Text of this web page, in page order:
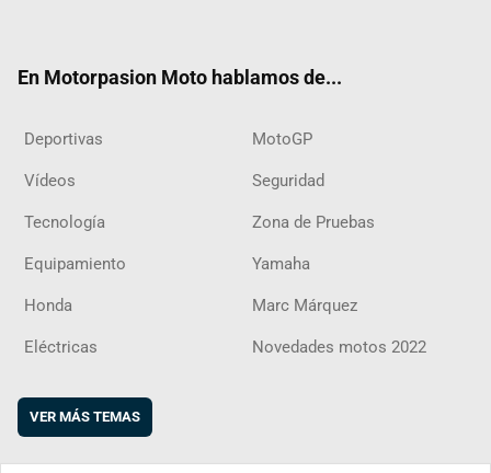
En Motorpasion Moto hablamos de...
Deportivas MotoGP
Vídeos Seguridad
Tecnología Zona de Pruebas
Equipamiento Yamaha
Honda Marc Márquez
Eléctricas Novedades motos 2022
VER MÁS TEMAS